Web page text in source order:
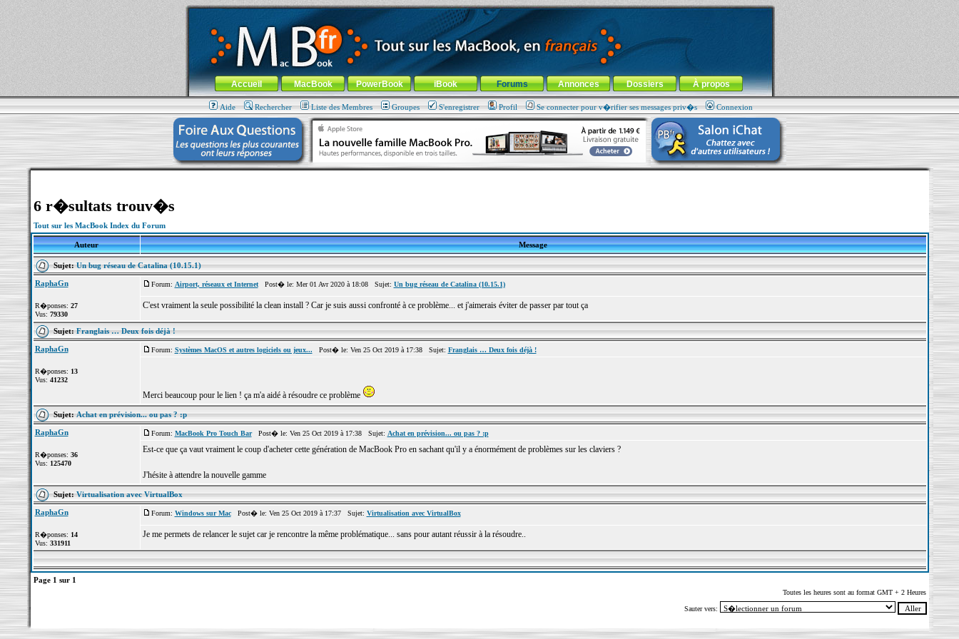
MacBook-fr.com : 100% Apple... 100% nomade !
Aller au contenu-Aller au menu général-Aller au menu de la rubrique
Menu général
Accueil MacBook PowerBook iBook Forums Annonces Dossiers À propos
Aide Rechercher Liste des Membres Groupes S'enregistrer Profil Se connecter pour v�rifier ses messages priv�s Connexion
6 r�sultats trouv�s
Tout sur les MacBook Index du Forum
Auteur Message
Sujet:Un bug réseau de Catalina (10.15.1)
RaphaGn
R�ponses: 27
Vus: 79330
Forum: Airport, réseaux et InternetPost� le: Mer 01 Avr 2020 à 18:08 Sujet: Un bug réseau de Catalina (10.15.1)
C'est vraiment la seule possibilité la clean install ? Car je suis aussi confronté à ce problème... et j'aimerais éviter de passer par tout ça
Sujet:Franglais … Deux fois déjà !
RaphaGn
R�ponses: 13
Vus: 41232
Forum: Systèmes MacOS et autres logiciels ou jeux... Post� le: Ven 25 Oct 2019 à 17:38 Sujet: Franglais … Deux fois déjà !
Merci beaucoup pour le lien ! ça m'a aidé à résoudre ce problème
Sujet:Achat en prévision... ou pas ? :p
RaphaGn
R�ponses: 36
Vus: 125470
Forum: MacBook Pro Touch BarPost� le: Ven 25 Oct 2019 à 17:38 Sujet: Achat en prévision... ou pas ? :p
Est-ce que ça vaut vraiment le coup d'acheter cette génération de MacBook Pro en sachant qu'il y a énormément de problèmes sur les claviers ?
J'hésite à attendre la nouvelle gamme
Sujet:Virtualisation avec VirtualBox
RaphaGn
R�ponses: 14
Vus: 331911
Forum: Windows sur MacPost� le: Ven 25 Oct 2019 à 17:37 Sujet: Virtualisation avec VirtualBox
Je me permets de relancer le sujet car je rencontre la même problématique... sans pour autant réussir à la résoudre..
Page 1 sur 1
Toutes les heures sont au format GMT + 2 Heures
Sauter vers: